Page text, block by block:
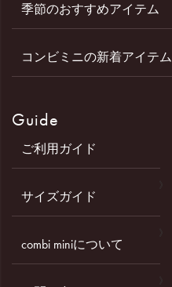
季節のおすすめアイテム
コンビミニの新着アイテム
Guide
ご利用ガイド
サイズガイド
combi miniについて